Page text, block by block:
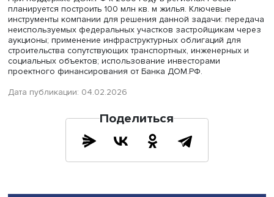
директор ДОМ.РФ Виталий Мутко.
Также среди важных для Группы ДОМ.РФ событий
года — начало строительства ЖК «Манеры» на ш.
в Перми, одного из ключевых проектов КРТ в центре
С использованием проектного финансирования от
ДОМ.РФ в объёме 10,6 млрд рублей здесь планируется
построить 109,5 тыс. кв. м жилья.
При поддержке ДОМ.РФ к 2030 году в регионах России
планируется построить 100 млн кв. м жилья. Ключевые
инструменты компании для решения данной задачи:
неиспользуемых федеральных участков застройщикам
аукционы; применение инфраструктурных облигаций